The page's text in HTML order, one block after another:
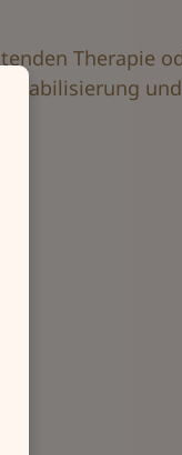
Therapie